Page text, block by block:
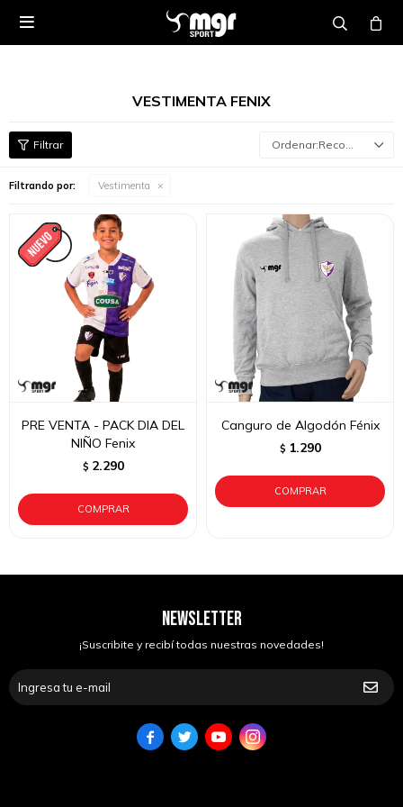

VESTIMENTA FENIX
Recomendados
Filtrando por: Vestimenta
PRE VENTA - PACK DIA DEL
NIÑO Fenix
$ 2.290
Canguro de Algodón Fénix
$ 1.290
NEWSLETTER
¡Suscribite y recibí todas nuestras novedades!
   